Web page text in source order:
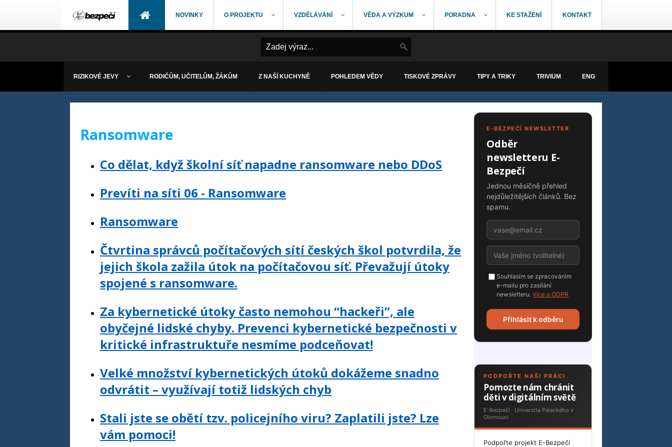
NOVINKY O PROJEKTU VZDĚLÁVÁNÍ VĚDA A VÝZKUM PORADNA KE STAŽENÍ KONTAKT
RIZIKOVÉ JEVY RODIČŮM, UČITELŮM, ŽÁKŮM Z NAŠÍ KUCHYNĚ POHLEDEM VĚDY TISKOVÉ ZPRÁVY TIPY A TRIKY TRIVIUM ENG
E-BEZPEČÍ NEWSLETTER
Odběr
newsletteru E-
Bezpečí
Jednou měsíčně přehled
nejdůležitějších článků. Bez
spamu.
Souhlasím se zpracováním
e-mailu pro zasílání
newsletteru.Více o GDPR
Přihlásit k odběru
PODPOŘTE NAŠI PRÁCI
Pomozte nám chránit
děti v digitálním světě
E-Bezpečí · Univerzita Palackého v
Olomouci
Podpořte projekt E-Bezpečí
Ransomware
Co dělat, když školní síť napadne ransomware nebo DDoS
Prevíti na síti 06 - Ransomware
Ransomware
Čtvrtina správců počítačových sítí českých škol potvrdila, že
jejich škola zažila útok na počítačovou síť. Převažují útoky
spojené s ransomware.
Za kybernetické útoky často nemohou “hackeři”, ale
obyčejné lidské chyby. Prevenci kybernetické bezpečnosti v
kritické infrastruktuře nesmíme podceňovat!
Velké množství kybernetických útoků dokážeme snadno
odvrátit – využívají totiž lidských chyb
Stali jste se obětí tzv. policejního viru? Zaplatili jste? Lze
vám pomoci!